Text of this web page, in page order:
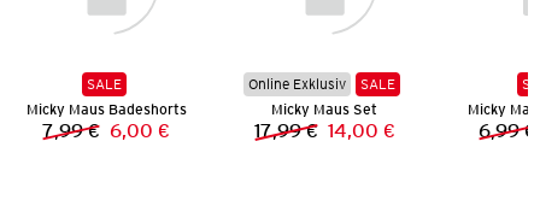
SALE
Micky Maus Badeshorts
Vorheriger Preis:
7,99 € Neuer Preis:
6,00 €
Online Exklusiv
SALE
Micky Maus Set
Vorheriger Preis:
17,99 € Neuer Preis:
14,00 €
Micky
6,99 €